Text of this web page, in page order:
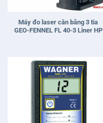
Máy đo laser cân bằng 3 tia
GEO-FENNEL FL 40-3 Liner HP